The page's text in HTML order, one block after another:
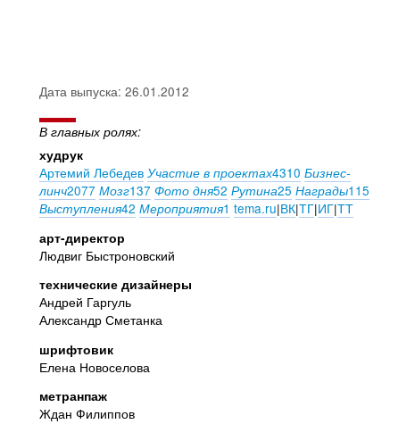
Дата выпуска: 26.01.2012
В главных ролях:
худрук
Артемий Лебедев Участие в проектах4310 Бизнес-
линч2077 Мозг137 Фото дня52 Рутина25 Награды115
Выступления42 Мероприятия1 tema.ru|ВК|ТГ|ИГ|ТТ
арт-директор
Людвиг Быстроновский
технические дизайнеры
Андрей Гаргуль
Александр Сметанка
шрифтовик
Елена Новоселова
метранпаж
Ждан Филиппов